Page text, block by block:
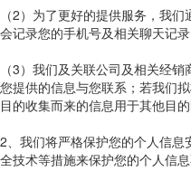
（2）为了更好的提供服务，我
会记录您的手机号及相关聊天记
（3）我们及关联公司及相关经
您提供的信息与您联系；若我们
目的收集而来的信息用于其他目
2、我们将严格保护您的个人信
全技术等措施来保护您的个人信